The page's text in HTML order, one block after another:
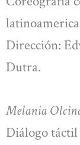
Dirección:
Dutra.
Melania
Diálogo